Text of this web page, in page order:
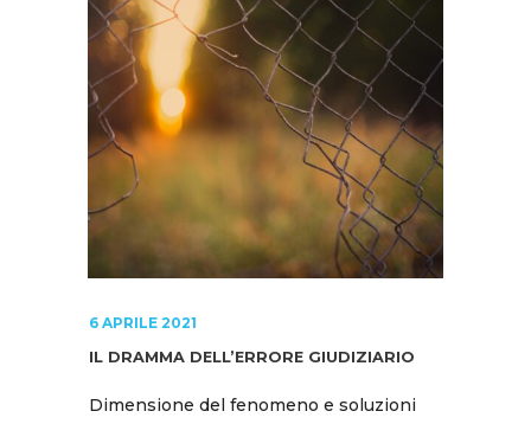
6 APRILE 2021
IL DRAMMA DELL’ERRORE GIUDIZIARIO
Dimensione del fenomeno e soluzioni